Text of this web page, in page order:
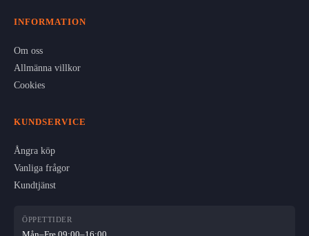
INFORMATION
Om oss
Allmänna villkor
Cookies
KUNDSERVICE
Ångra köp
Vanliga frågor
Kundtjänst
ÖPPETTIDER